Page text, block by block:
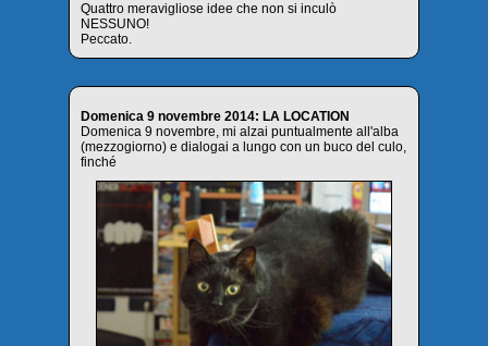
Quattro meravigliose idee che non si inculò
NESSUNO!
Peccato.
Domenica 9 novembre 2014: LA LOCATION
Domenica 9 novembre, mi alzai puntualmente all'alba
(mezzogiorno) e dialogai a lungo con un buco del culo,
finché